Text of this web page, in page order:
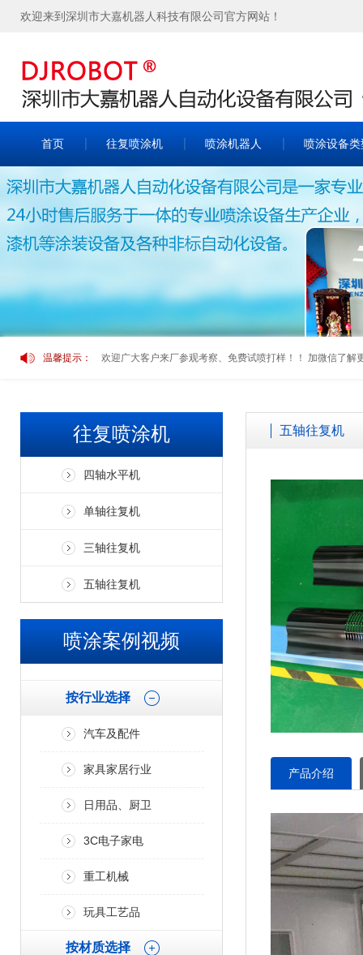
欢迎来到深圳市大嘉机器人科技有限公司官方网站！
首页 往复喷涂机 喷涂机器人 喷涂设备类
温馨提示：
欢迎广大客户来厂参观考察、免费试喷打样！！ 加微信了
往复喷涂机
四轴水平机
单轴往复机
三轴往复机
五轴往复机
喷涂案例视频
按行业选择
汽车及配件
家具家居行业
日用品、厨卫
3C电子家电
重工机械
玩具工艺品
按材质选择
五轴往复机
产品介绍